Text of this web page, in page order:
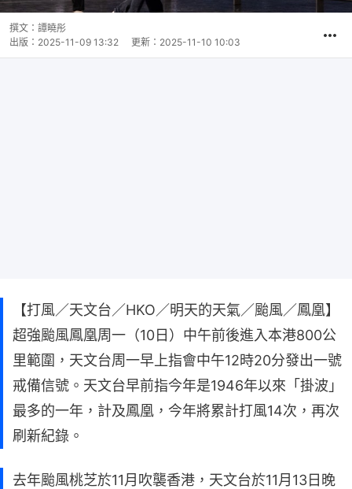
撰文： 譚曉彤
出版： 2025-11-09 13:32 更新： 2025-11-10 10:03
【打風／天文台／HKO／明天的天氣／颱風／鳳凰】
超強颱風鳳凰周一（10日）中午前後進入本港800公
里範圍，天文台周一早上指會中午12時20分發出一號
戒備信號。天文台早前指今年是1946年以來「掛波」
最多的一年，計及鳳凰，今年將累計打風14次，再次
刷新紀錄。
去年颱風桃芝於11月吹襲香港，天文台於11月13日晚